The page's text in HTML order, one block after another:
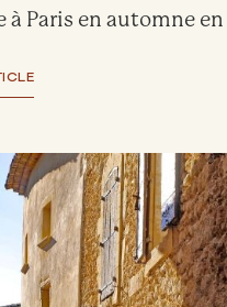
à Paris en automne